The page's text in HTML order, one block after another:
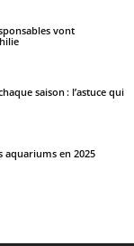
vont
saison : l’astuce qui
aquariums en 2025